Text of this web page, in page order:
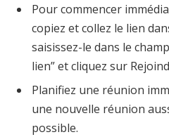
Pour commencer
copiez et collez le lien
saisissez-le dans le
lien” et cliquez sur
Planifiez une réunion
une nouvelle réunion
possible.